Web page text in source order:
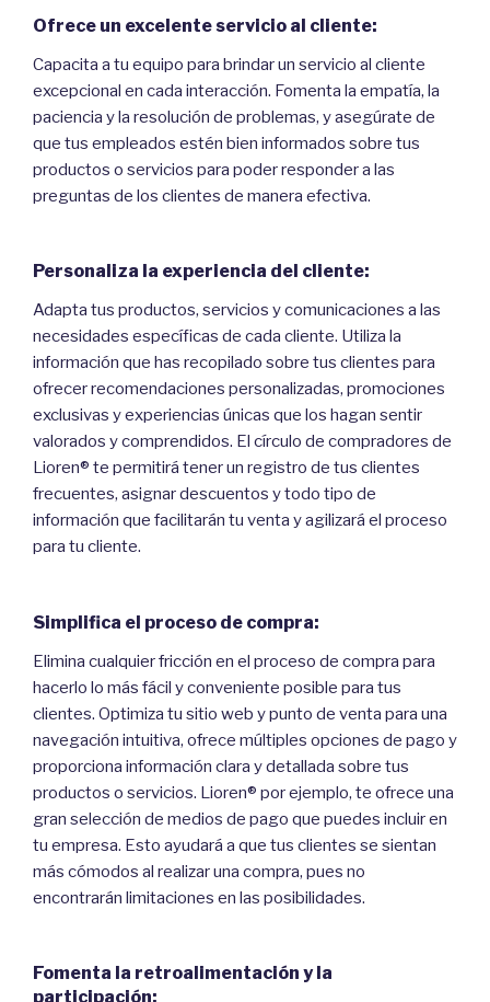
Ofrece un excelente servicio al cliente:
Capacita a tu equipo para brindar un servicio al cliente
excepcional en cada interacción. Fomenta la empatía, la
paciencia y la resolución de problemas, y asegúrate de
que tus empleados estén bien informados sobre tus
productos o servicios para poder responder a las
preguntas de los clientes de manera efectiva.
Personaliza la experiencia del cliente:
Adapta tus productos, servicios y comunicaciones a las
necesidades específicas de cada cliente. Utiliza la
información que has recopilado sobre tus clientes para
ofrecer recomendaciones personalizadas, promociones
exclusivas y experiencias únicas que los hagan sentir
valorados y comprendidos. El círculo de compradores de
Lioren® te permitirá tener un registro de tus clientes
frecuentes, asignar descuentos y todo tipo de
información que facilitarán tu venta y agilizará el proceso
para tu cliente.
Simplifica el proceso de compra:
Elimina cualquier fricción en el proceso de compra para
hacerlo lo más fácil y conveniente posible para tus
clientes. Optimiza tu sitio web y punto de venta para una
navegación intuitiva, ofrece múltiples opciones de pago y
proporciona información clara y detallada sobre tus
productos o servicios. Lioren® por ejemplo, te ofrece una
gran selección de medios de pago que puedes incluir en
tu empresa. Esto ayudará a que tus clientes se sientan
más cómodos al realizar una compra, pues no
encontrarán limitaciones en las posibilidades.
Fomenta la retroalimentación y la
participación: